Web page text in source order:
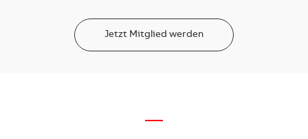
Jetzt Mitglied werden
—